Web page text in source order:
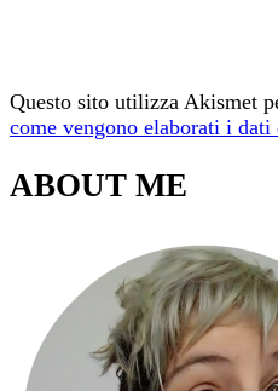
Questo sito utilizza Akismet
come vengono elaborati i
ABOUT ME